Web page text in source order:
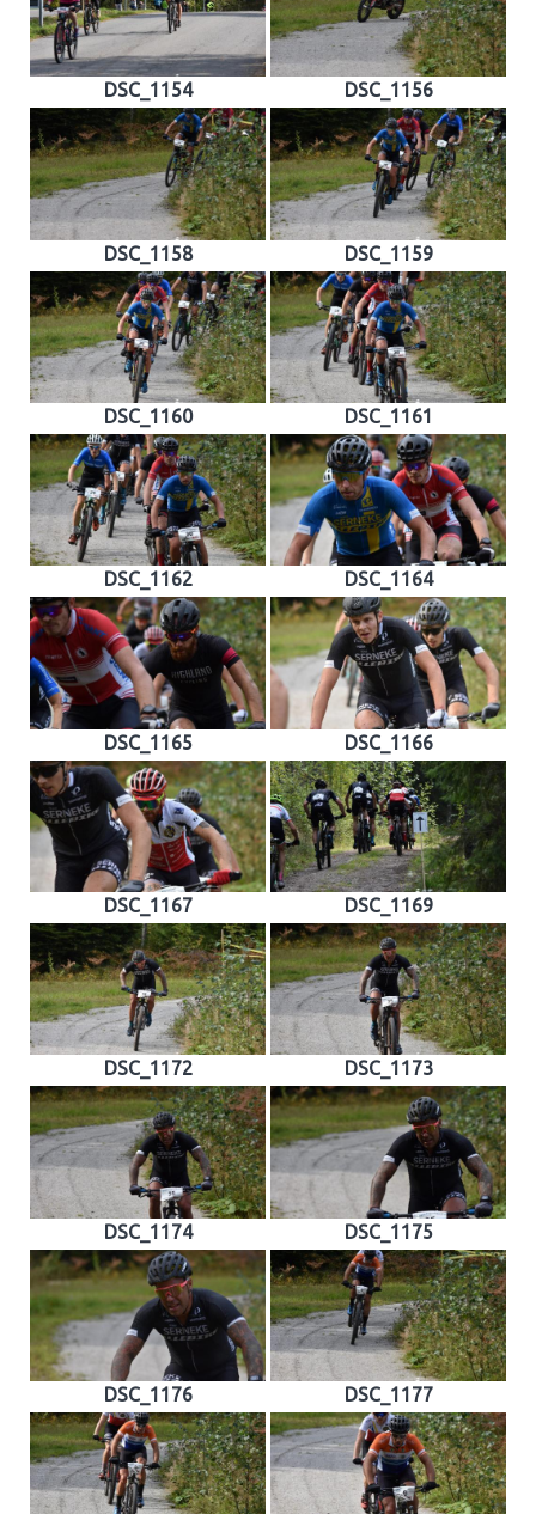
DSC_1154 DSC_1156
DSC_1158 DSC_1159
DSC_1160 DSC_1161
DSC_1162 DSC_1164
DSC_1165 DSC_1166
DSC_1167 DSC_1169
DSC_1172 DSC_1173
DSC_1174 DSC_1175
DSC_1176 DSC_1177